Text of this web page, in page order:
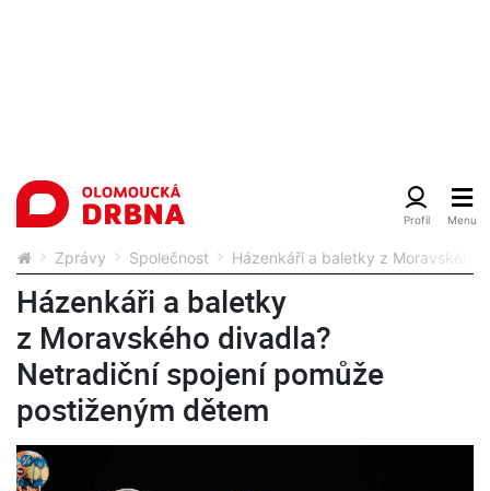
Zprávy Společnost Házenkáři a baletky z Moravského
Házenkáři a baletky
z Moravského divadla?
Netradiční spojení pomůže
postiženým dětem